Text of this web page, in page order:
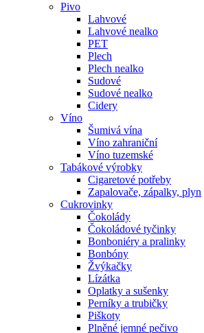
Pivo
Lahvové
Lahvové nealko
PET
Plech
Plech nealko
Sudové
Sudové nealko
Cidery
Víno
Šumivá vína
Víno zahraniční
Víno tuzemské
Tabákové výrobky
Cigaretové potřeby
Zapalovače, zápalky, plyn
Cukrovinky
Čokolády
Čokoládové tyčinky
Bonboniéry a pralinky
Bonbóny
Žvýkačky
Lízátka
Oplatky a sušenky
Perníky a trubičky
Piškoty
Plněné jemné pečivo